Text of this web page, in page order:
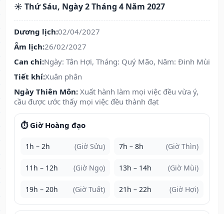
☀️ Thứ Sáu, Ngày 2 Tháng 4 Năm 2027
Dương lịch:02/04/2027
Âm lịch:26/02/2027
Can chi:Ngày: Tân Hợi, Tháng: Quý Mão, Năm: Đinh Mùi
Tiết khí:Xuân phân
Ngày Thiên Môn: Xuất hành làm mọi việc đều vừa ý,
cầu được ước thấy mọi việc đều thành đạt
⏱️ Giờ Hoàng đạo
1h – 2h (Giờ Sửu) 7h – 8h (Giờ Thìn)
11h – 12h (Giờ Ngọ) 13h – 14h (Giờ Mùi)
19h – 20h (Giờ Tuất) 21h – 22h (Giờ Hợi)